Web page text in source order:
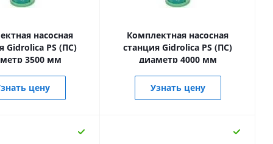
насосная
Gidrolica PS (ПС)
3500 мм
цену
Комплектная насосная
станция Gidrolica PS (ПС)
диаметр 4000 мм
Узнать цену